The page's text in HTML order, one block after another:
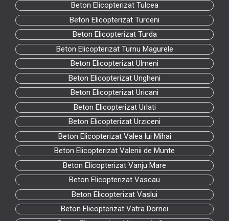
Beton Elicopterizat Tulcea
Beton Elicopterizat Turceni
Beton Elicopterizat Turda
Beton Elicopterizat Turnu Magurele
Beton Elicopterizat Ulmeni
Beton Elicopterizat Ungheni
Beton Elicopterizat Uricani
Beton Elicopterizat Urlati
Beton Elicopterizat Urziceni
Beton Elicopterizat Valea lui Mihai
Beton Elicopterizat Valenii de Munte
Beton Elicopterizat Vanju Mare
Beton Elicopterizat Vascau
Beton Elicopterizat Vaslui
Beton Elicopterizat Vatra Dornei